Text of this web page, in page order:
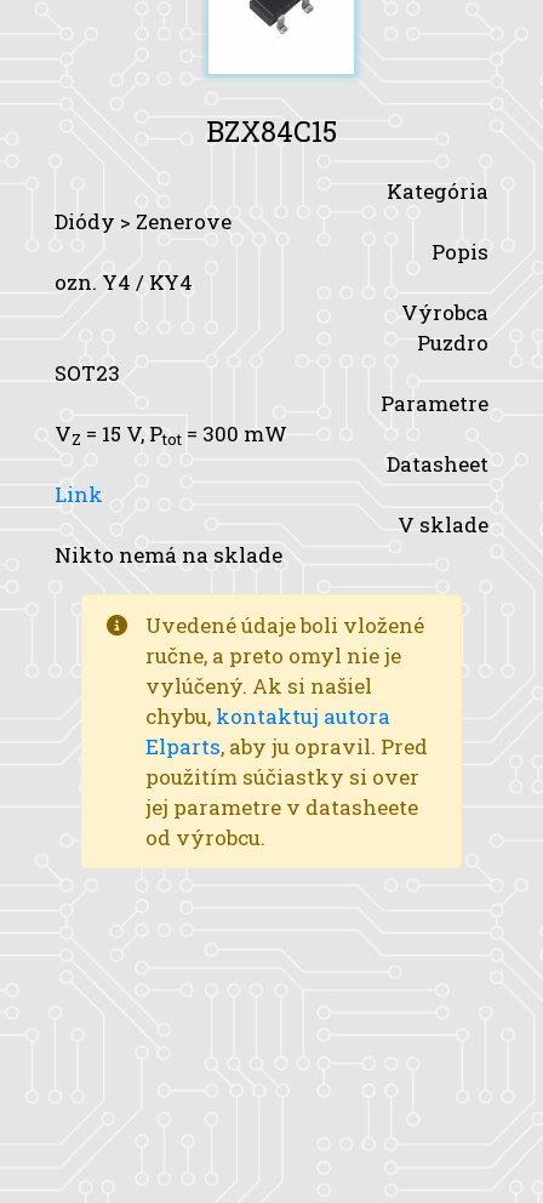
BZX84C15
Kategória
Diódy > Zenerove
Popis
ozn. Y4 / KY4
Výrobca
Puzdro
SOT23
Parametre
VZ = 15 V, Ptot = 300 mW
Datasheet
Link
V sklade
Nikto nemá na sklade
Uvedené údaje boli vložené
ručne, a preto omyl nie je
vylúčený. Ak si našiel
chybu, kontaktuj autora
Elparts, aby ju opravil. Pred
použitím súčiastky si over
jej parametre v datasheete
od výrobcu.